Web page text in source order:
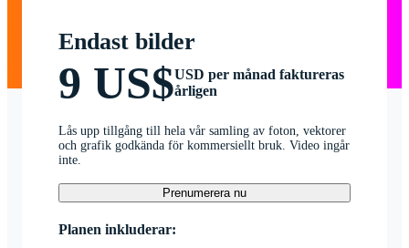
Endast bilder
9 US$USD per månad faktureras
årligen
Lås upp tillgång till hela vår samling av foton, vektorer
och grafik godkända för kommersiellt bruk. Video ingår
inte.
Prenumerera nu
Planen inkluderar: